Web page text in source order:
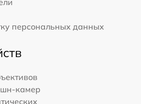
персональных данных
камер